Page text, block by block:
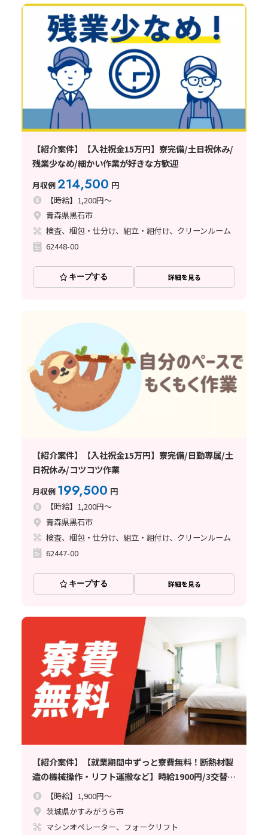
【紹介案件】【入社祝金15万円】寮完備/土日祝休み/
残業少なめ/細かい作業が好きな方歓迎
月収例214,500 円
【時給】1,200円～
青森県黒石市
検査、梱包・仕分け、組立・組付け、クリーンルーム
62448-00
キープする 詳細を見る
【紹介案件】【入社祝金15万円】寮完備/日勤専属/土
日祝休み/コツコツ作業
月収例 199,500 円
【時給】1,200円～
青森県黒石市
検査、梱包・仕分け、組立・組付け、クリーンルーム
62447-00
キープする 詳細を見る
【紹介案件】【就業期間中ずっと寮費無料！断熱材製
造の機械操作・リフト運搬など】時給1900円/3交替/
茨城県かすみがうら市/6勤2休のシフト制/資格・経験
が活かせるお仕事/月収例38.6万円
【時給】1,900円～
茨城県かすみがうら市
マシンオペレーター、フォークリフト